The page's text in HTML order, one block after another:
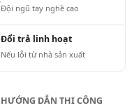
Đội ngũ tay nghề cao
Đổi trả linh hoạt
Nếu lỗi từ nhà sản xuất
HƯỚNG DẪN THI CÔNG